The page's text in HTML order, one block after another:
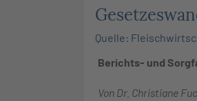
Quelle:
Berichts- und
Von Dr. Christiane